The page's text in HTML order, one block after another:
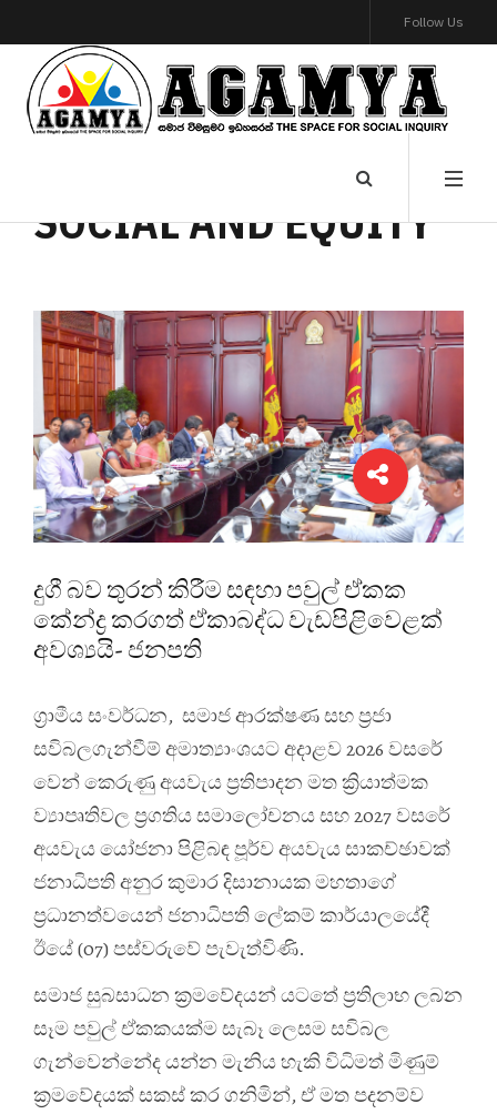
Follow Us
SOCIAL AND EQUITY
දුගී බව තුරන් කිරීම සඳහා පවුල් ඒකක
කේන්ද්‍ර කරගත් ඒකාබද්ධ වැඩපිළිවෙළක්
අවශ්‍යයි- ජනපති
ග්‍රාමීය සංවර්ධන, සමාජ ආරක්ෂණ සහ ප්‍රජා
සවිබලගැන්වීම් අමාත්‍යාංශයට අදාළව 2026 වසරේ
වෙන් කෙරුණු අයවැය ප්‍රතිපාදන මත ක්‍රියාත්මක
ව්‍යාපෘතිවල ප්‍රගතිය සමාලෝචනය සහ 2027 වසරේ
අයවැය යෝජනා පිළිබඳ පූර්ව අයවැය සාකච්ඡාවක්
ජනාධිපති අනුර කුමාර දිසානායක මහතාගේ
ප්‍රධානත්වයෙන් ජනාධිපති ලේකම් කාර්යාලයේදී
ඊයේ (07) පස්වරුවේ පැවැත්විණි.
සමාජ සුබසාධන ක්‍රමවේදයන් යටතේ ප්‍රතිලාභ ලබන
සෑම පවුල් ඒකකයක්ම සැබෑ ලෙසම සවිබල
ගැන්වෙන්නේද යන්න මැනිය හැකි විධිමත් මිණුම්
ක්‍රමවේදයක් සකස් කර ගනිමින්, ඒ මත පදනම්ව